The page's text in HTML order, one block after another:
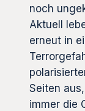
noch
Aktuell
erneut in
Seiten
immer die